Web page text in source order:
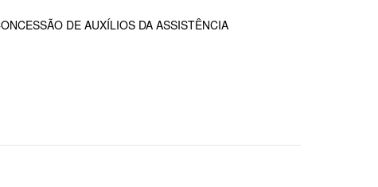
DE AUXÍLIOS DA ASSISTÊNCIA